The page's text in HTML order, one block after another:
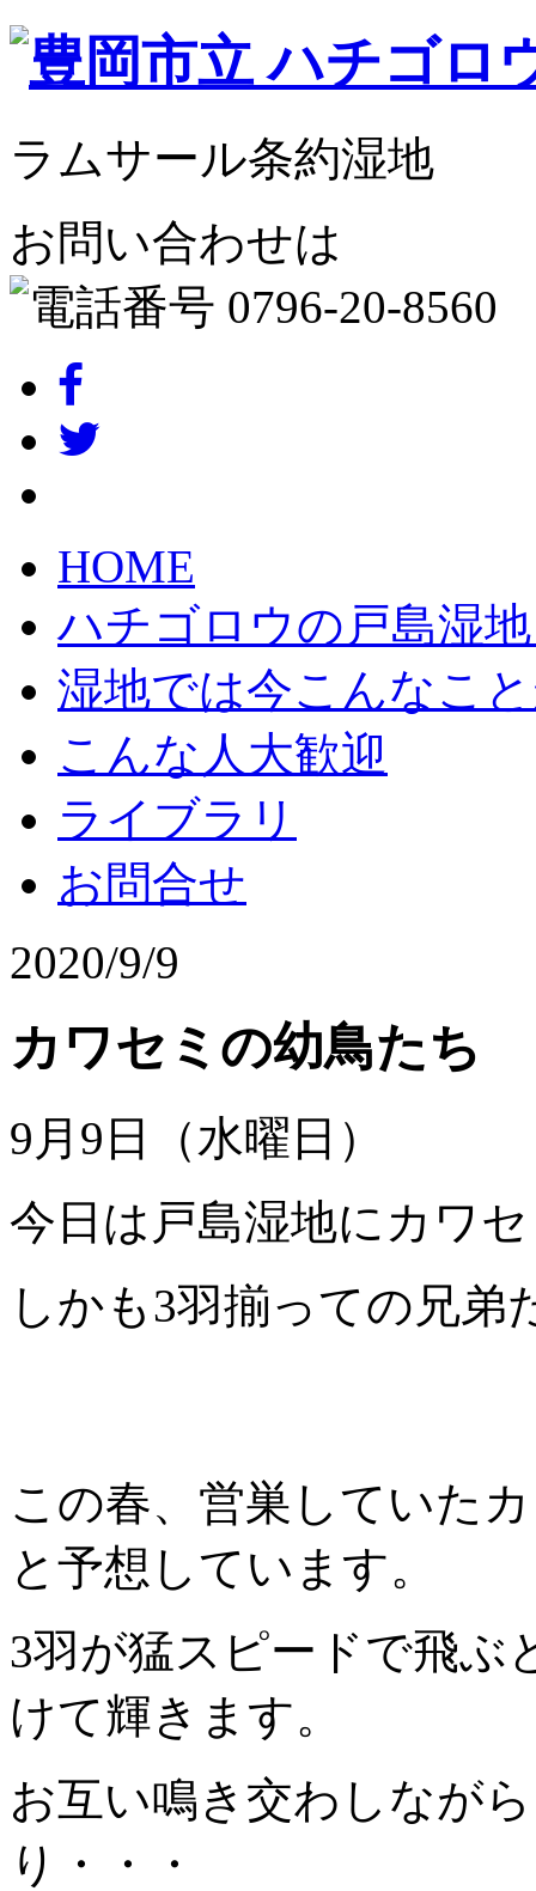
ラムサール条約湿地
お問い合わせは
HOME
ハチゴロウの戸島湿
湿地では今こんなこ
こんな人大歓迎
ライブラリ
お問合せ
2020/9/9
カワセミの幼鳥たち
9月9日（水曜日）
今日は戸島湿地にカワ
しかも3羽揃っての兄弟
この春、営巣していた
と予想しています。
3羽が猛スピードで飛ぶ
けて輝きます。
お互い鳴き交わしなが
り・・・